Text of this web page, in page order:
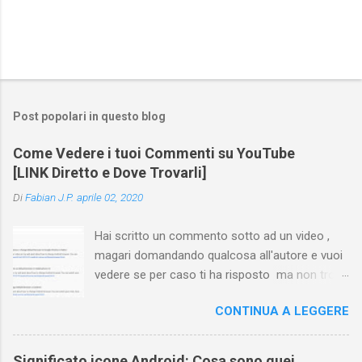
Post popolari in questo blog
Come Vedere i tuoi Commenti su YouTube
[LINK Diretto e Dove Trovarli]
DiFabian J.P. aprile 02, 2020
Hai scritto un commento sotto ad un video ,
magari domandando qualcosa all'autore e vuoi
vedere se per caso ti ha risposto ma non trovi
nessuna voce del tipo " cronologia commenti
YouTube " o cose simili? Vuoi sapere come
farlo sia se accedi dal tuo computer (PC/Mac)
CONTINUA A LEGGERE